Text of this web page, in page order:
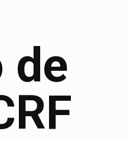
de